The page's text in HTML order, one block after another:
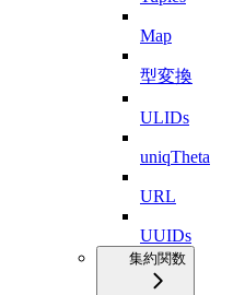
Map
型変換
ULIDs
uniqTheta
URL
UUIDs
集約関数